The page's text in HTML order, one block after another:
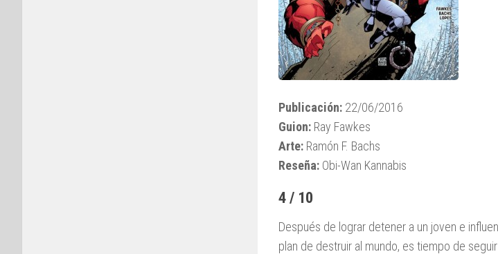
Publicación: 22/06/2016
Guion: Ray Fawkes
Arte: Ramón F. Bachs
Reseña: Obi-Wan Kannabis
4 / 10
Después de lograr detener a un joven e
plan de destruir al mundo, es tiempo de